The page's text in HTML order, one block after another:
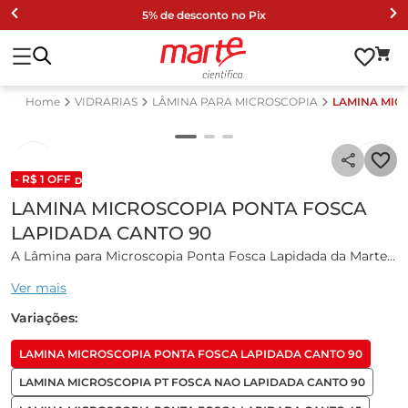
5% de desconto no Pix
VIDRARIAS LÂMINA PARA MICROSCOPIA LAMINA
- R$ 1 OFF DESCONTO DE LISTA 2024
LAMINA MICROSCOPIA PONTA FOSCA
LAPIDADA CANTO 90
A Lâmina para Microscopia Ponta Fosca Lapidada da Marte
de pesquisas científicas e educacionais, oferecendo alta
microscópica.
Características gerais:
A lâmina é fabricada em vidro de cal sodada, possui
Ver mais
Variações:
LAMINA MICROSCOPIA PONTA FOSCA LAPIDADA CANTO 90
LAMINA MICROSCOPIA PT FOSCA NAO LAPIDADA CANTO 90